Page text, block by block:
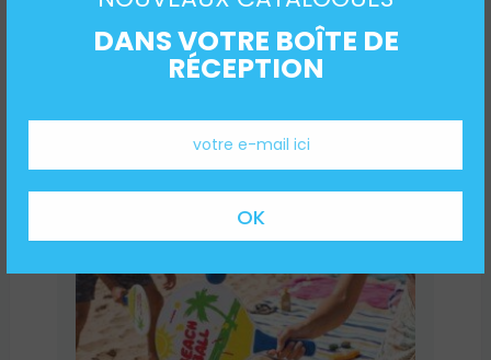
DANS VOTRE BOÎTE DE
RÉCEPTION